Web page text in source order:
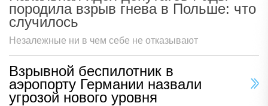
породила взрыв гнева в Польше: что
случилось
Незалежные ни в чем себе не отказывают
Взрывной беспилотник в
аэропорту Германии назвали
угрозой нового уровня